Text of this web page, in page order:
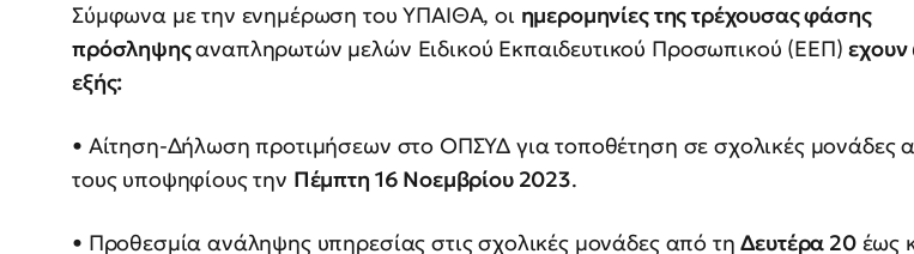
Σύμφωνα με την ενημέρωση του ΥΠΑΙΘΑ, οι ημερομηνίες της τρέχουσας φάσης
πρόσληψηςαναπληρωτών μελών Ειδικού Εκπαιδευτικού Προσωπικού (ΕΕΠ)
εξής:
• Αίτηση-Δήλωση προτιμήσεων στο ΟΠΣΥΔ για τοποθέτηση σε σχολικές μονάδες
τους υποψηφίους την Πέμπτη 16 Νοεμβρίου 2023.
• Προθεσμία ανάληψης υπηρεσίας στις σχολικές μονάδες από τηΔευτέρα 20έως